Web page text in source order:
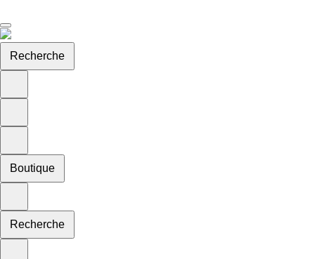
Recherche
Boutique
Recherche